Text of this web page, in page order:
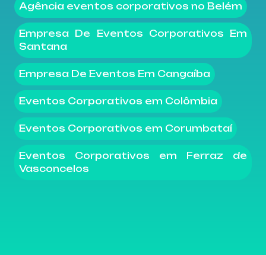
Agência eventos corporativos no Belém
Empresa De Eventos Corporativos Em
Santana
Empresa De Eventos Em Cangaíba
Eventos Corporativos em Colômbia
Eventos Corporativos em Corumbataí
Eventos Corporativos em Ferraz de
Vasconcelos